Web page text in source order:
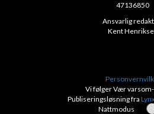
47136850
Ansvarlig
Kent
Vi følger Vær
Publiseringsløsning fra
Nattmodus